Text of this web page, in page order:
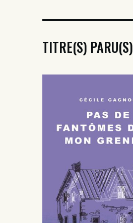
TITRE(S) PARU(S)